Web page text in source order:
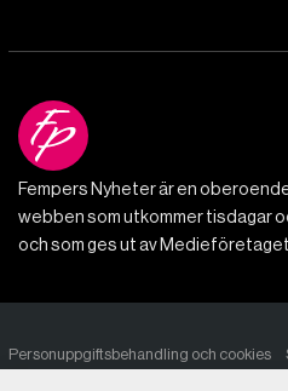
Fempers Nyheter är en
webben som utkommer tisdagar
och som ges ut av Medieföretaget
Personuppgiftsbehandling och cookies